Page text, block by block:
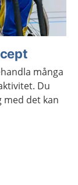
många
Du
det kan